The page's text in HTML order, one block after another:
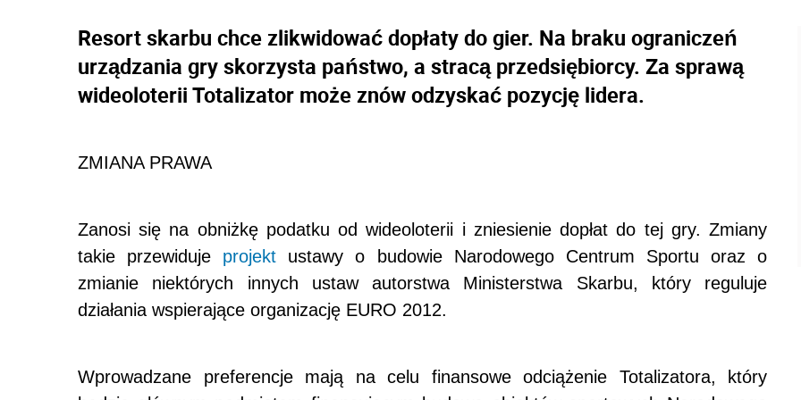
Resort skarbu chce zlikwidować dopłaty do gier. Na braku ograniczeń
urządzania gry skorzysta państwo, a stracą przedsiębiorcy. Za sprawą
wideoloterii Totalizator może znów odzyskać pozycję lidera.
ZMIANA PRAWA
Zanosi się na obniżkę podatku od wideoloterii i zniesienie dopłat do tej gry. Zmiany
takie przewiduje projekt ustawy o budowie Narodowego Centrum Sportu oraz o
zmianie niektórych innych ustaw autorstwa Ministerstwa Skarbu, który reguluje
działania wspierające organizację EURO 2012.
Wprowadzane preferencje mają na celu finansowe odciążenie Totalizatora, który